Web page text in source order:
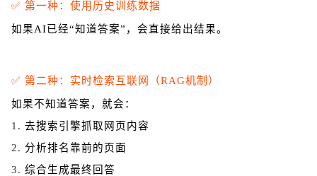
✅ 第一种：使用历史训练数据
如果AI已经“知道答案”，会直接给出结果。
✅ 第二种：实时检索互联网（RAG机制）
如果不知道答案，就会：
1. 去搜索引擎抓取网页内容
2. 分析排名靠前的页面
3. 综合生成最终回答